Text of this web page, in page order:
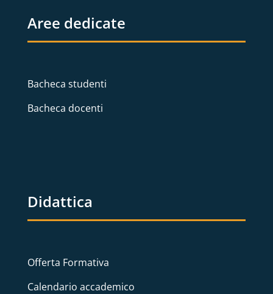
Aree dedicate
Bacheca studenti
Bacheca docenti
Didattica
Offerta Formativa
Calendario accademico